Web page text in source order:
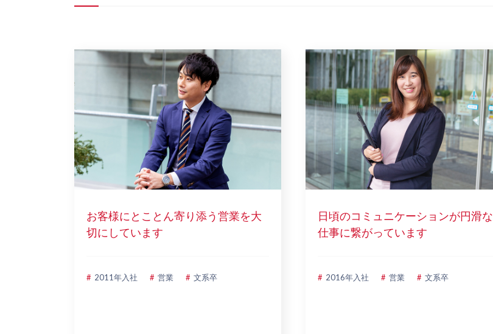
お客様にとことん寄り添う営業を大
切にしています
2011年入社 営業 文系卒
日頃のコミュニケーションが円滑な
仕事に繋がっています
2016年入社 営業 文系卒